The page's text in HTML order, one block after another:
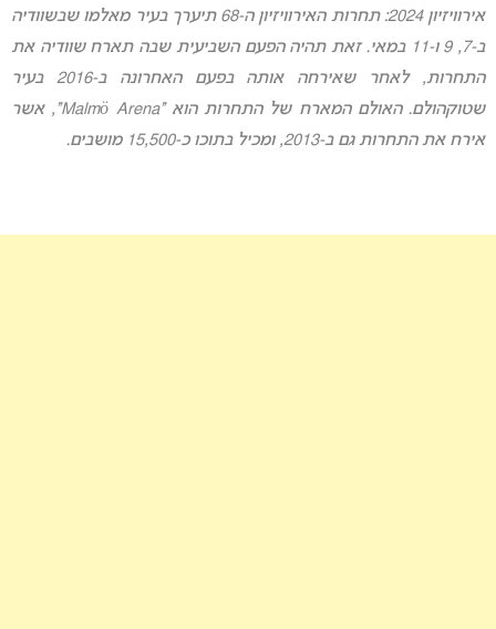
אירוויזיון 2024: תחרות האירוויזיון ה-68 תיערך בעיר מאלמו שבשוודיה
ב-7, 9 ו-11 במאי. זאת תהיה הפעם השביעית שבה תארח שוודיה את
התחרות, לאחר שאירחה אותה בפעם האחרונה ב-2016 בעיר
שטוקהולם. האולם המארח של התחרות הוא “Malmö Arena”, אשר
אירח את התחרות גם ב-2013, ומכיל בתוכו כ-15,500 מושבים.